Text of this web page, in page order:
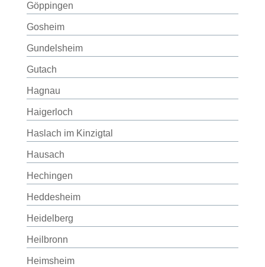
Göppingen
Gosheim
Gundelsheim
Gutach
Hagnau
Haigerloch
Haslach im Kinzigtal
Hausach
Hechingen
Heddesheim
Heidelberg
Heilbronn
Heimsheim